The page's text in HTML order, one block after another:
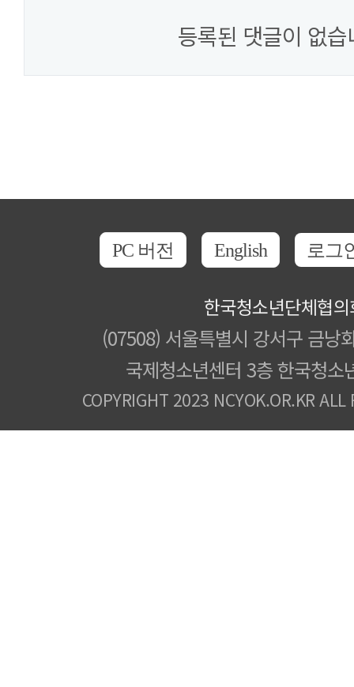
등록된 댓글이 없습
PC 버전 English 로그
한국청소년단체협
(07508) 서울특별시 강서구 금낭
국제청소년센터 3층 한국청소
COPYRIGHT 2023 NCYOK.OR.KR ALL